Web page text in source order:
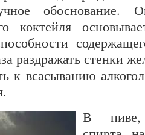
обоснование.
коктейля
раздражать стенки
к всасыванию
В пиве,